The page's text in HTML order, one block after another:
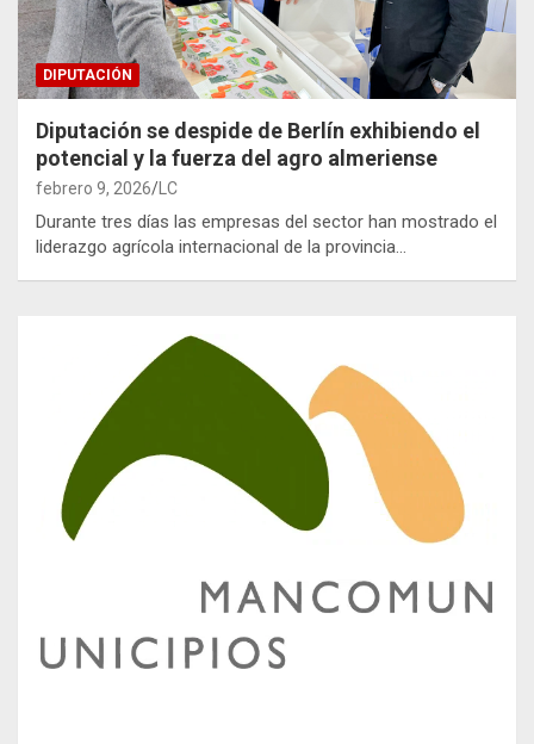
DIPUTACIÓN
Diputación se despide de Berlín exhibiendo el
potencial y la fuerza del agro almeriense
febrero 9, 2026 LC
Durante tres días las empresas del sector han mostrado el
liderazgo agrícola internacional de la provincia…